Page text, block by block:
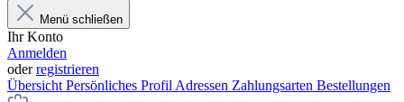
Menü schließen
Ihr Konto
Anmelden
oderregistrieren
Übersicht Persönliches Profil Adressen Zahlungsarten Bestellungen